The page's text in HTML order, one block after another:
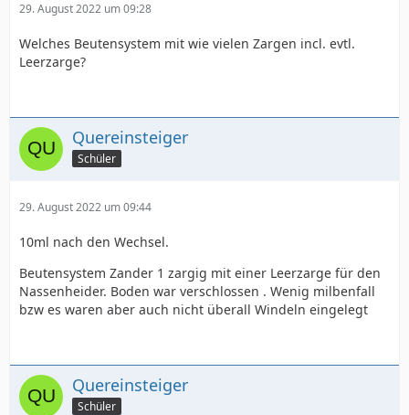
29. August 2022 um 09:28
Welches Beutensystem mit wie vielen Zargen incl. evtl.
Leerzarge?
Quereinsteiger
Schüler
29. August 2022 um 09:44
10ml nach den Wechsel.
Beutensystem Zander 1 zargig mit einer Leerzarge für den
Nassenheider. Boden war verschlossen . Wenig milbenfall
bzw es waren aber auch nicht überall Windeln eingelegt
Quereinsteiger
Schüler